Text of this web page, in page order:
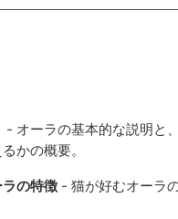
- オーラの基本的な説明と
かの概要。
の特徴- 猫が好むオーラ